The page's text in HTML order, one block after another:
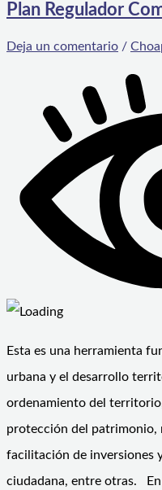
Plan Regulador
Deja un comentario /
Esta es una herramienta
urbana y el desarrollo
ordenamiento del
protección del patrimonio,
facilitación de inversiones
ciudadana, entre otras.